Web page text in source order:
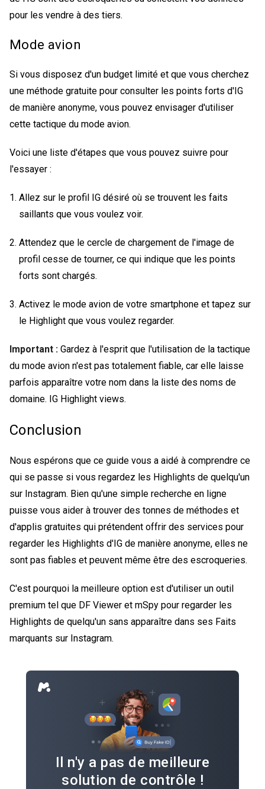
pour les vendre à des tiers.
Mode avion
Si vous disposez d'un budget limité et que vous cherchez
une méthode gratuite pour consulter les points forts d'IG
de manière anonyme, vous pouvez envisager d'utiliser
cette tactique du mode avion.
Voici une liste d'étapes que vous pouvez suivre pour
l'essayer :
Allez sur le profil IG désiré où se trouvent les faits
saillants que vous voulez voir.
Attendez que le cercle de chargement de l'image de
profil cesse de tourner, ce qui indique que les points
forts sont chargés.
Activez le mode avion de votre smartphone et tapez sur
le Highlight que vous voulez regarder.
Important : Gardez à l'esprit que l'utilisation de la tactique
du mode avion n'est pas totalement fiable, car elle laisse
parfois apparaître votre nom dans la liste des noms de
domaine. IG Highlight views.
Conclusion
Nous espérons que ce guide vous a aidé à comprendre ce
qui se passe si vous regardez les Highlights de quelqu'un
sur Instagram. Bien qu'une simple recherche en ligne
puisse vous aider à trouver des tonnes de méthodes et
d'applis gratuites qui prétendent offrir des services pour
regarder les Highlights d'IG de manière anonyme, elles ne
sont pas fiables et peuvent même être des escroqueries.
C'est pourquoi la meilleure option est d'utiliser un outil
premium tel que DF Viewer et mSpy pour regarder les
Highlights de quelqu'un sans apparaître dans ses Faits
marquants sur Instagram.
Il n'y a pas de meilleure
solution de contrôle !